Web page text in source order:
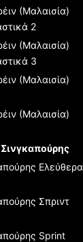
(Μαλαισία)
2
(Μαλαισία)
3
(Μαλαισία)
(Μαλαισία)
Ελεύθερα
Σπριντ
Sprint